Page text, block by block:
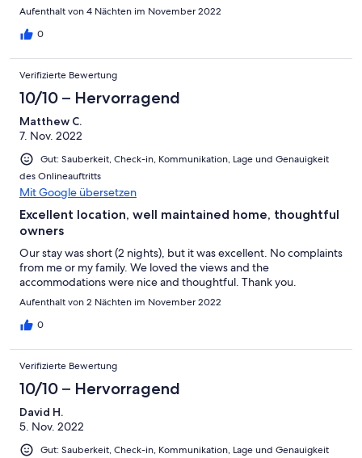
Aufenthalt von 4 Nächten im November 2022
0
Verifizierte Bewertung
10/10 – Hervorragend
Matthew C.
7. Nov. 2022
Gut: Sauberkeit, Check-in, Kommunikation, Lage und Genauigkeit
des Onlineauftritts
Mit Google übersetzen
Excellent location, well maintained home, thoughtful
owners
Our stay was short (2 nights), but it was excellent. No complaints
from me or my family. We loved the views and the
accommodations were nice and thoughtful. Thank you.
Aufenthalt von 2 Nächten im November 2022
0
Verifizierte Bewertung
10/10 – Hervorragend
David H.
5. Nov. 2022
Gut: Sauberkeit, Check-in, Kommunikation, Lage und Genauigkeit